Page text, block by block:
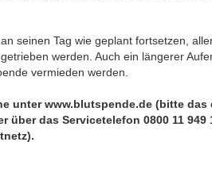
seinen Tag wie geplant fortsetzen,
werden. Auch ein längerer
vermieden werden.
unter www.blutspende.de (bitte das
über das Servicetelefon 0800 11 949